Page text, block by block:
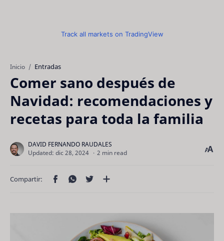
Track all markets on TradingView
Inicio Entradas
Comer sano después de
Navidad: recomendaciones y
recetas para toda la familia
2 min read